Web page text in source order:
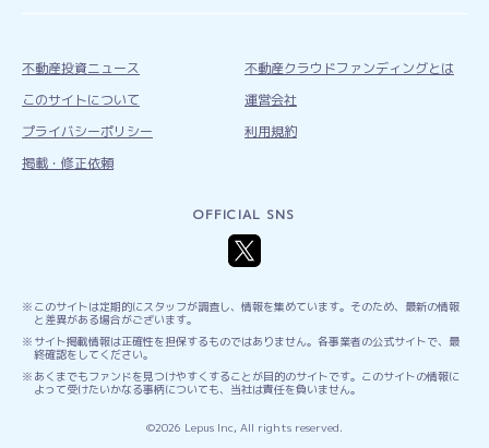
ジ
送
不動産投資ニュース
不動産クラウドファンディングとは
このサイトについて
運営会社
プライバシーポリシー
利用規約
掲載・修正依頼
OFFICIAL SNS
このサイトは定期的にスタッフが調査し、情報を集めています。そのため、最新の情報
と差異がある場合がございます。
サイト掲載情報は正確性を担保するものではありません。各事業者の公式サイトで、最
終確認をしてください。
あくまでもファンドを見つけやすくすることが目的のサイトです。このサイトの情報に
よって受けたいかなる事柄についても、当社は責任を負いません。
©2026 Lepus Inc, All rights reserved.